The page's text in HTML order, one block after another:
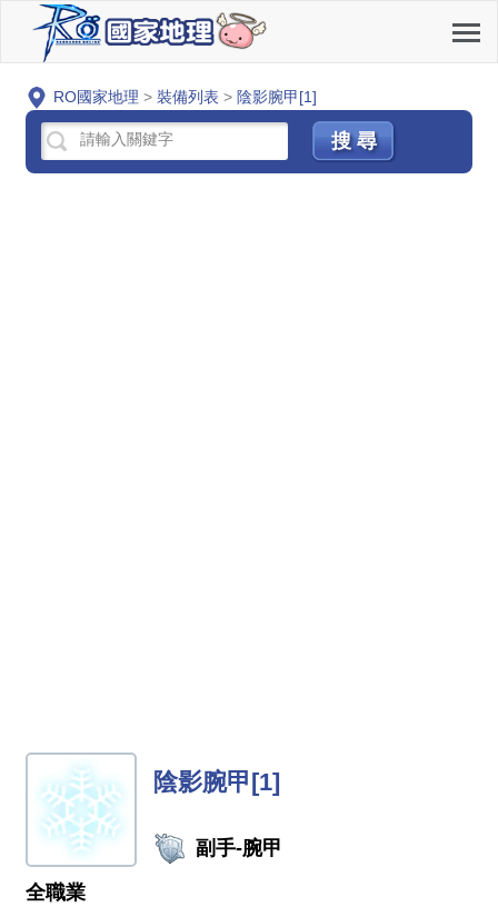
RO國家地理 > 裝備列表 > 陰影腕甲[1]
陰影腕甲[1]
副手-腕甲
全職業